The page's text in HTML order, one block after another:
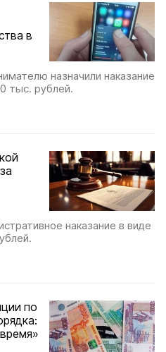
в
назначили наказание
тыс. рублей.
наказание в виде
по